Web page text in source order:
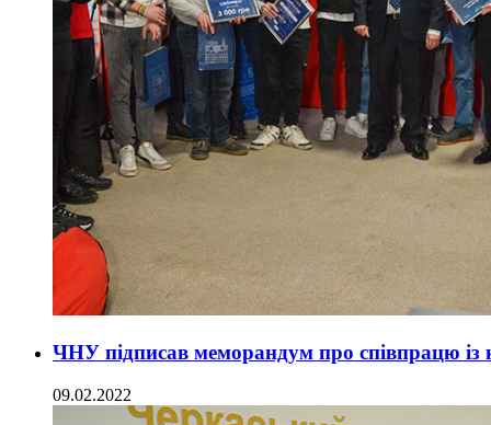
ЧНУ підписав меморандум про співпрацю
09.02.2022